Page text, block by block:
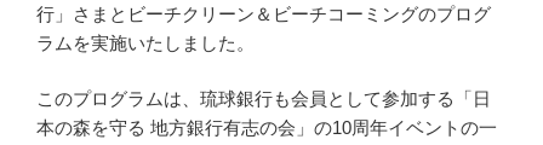
c
b
i
t
n
行」さまとビーチクリーン＆ビーチコーミングのプログ
ラムを実施いたしました。
このプログラムは、琉球銀行も会員として参加する「日
本の森を守る 地方銀行有志の会」の10周年イベントの一